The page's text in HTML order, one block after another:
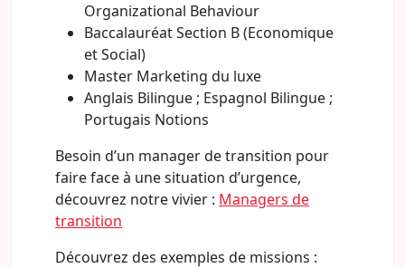
Organizational Behaviour
Baccalauréat Section B (Economique
et Social)
Master Marketing du luxe
Anglais Bilingue ; Espagnol Bilingue ;
Portugais Notions
Besoin d’un manager de transition pour
faire face à une situation d’urgence,
découvrez notre vivier : Managers de
transition
Découvrez des exemples de missions :